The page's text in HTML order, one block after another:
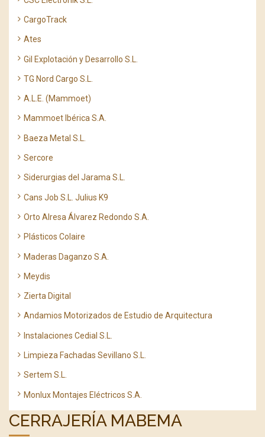
CargoTrack
Ates
Gil Explotación y Desarrollo S.L.
TG Nord Cargo S.L.
A.L.E. (Mammoet)
Mammoet Ibérica S.A.
Baeza Metal S.L.
Sercore
Siderurgias del Jarama S.L.
Cans Job S.L. Julius K9
Orto Alresa Álvarez Redondo S.A.
Plásticos Colaire
Maderas Daganzo S.A.
Meydis
Zierta Digital
Andamios Motorizados de Estudio de Arquitectura
Instalaciones Cedial S.L.
Limpieza Fachadas Sevillano S.L.
Sertem S.L.
Monlux Montajes Eléctricos S.A.
CERRAJERÍA MABEMA